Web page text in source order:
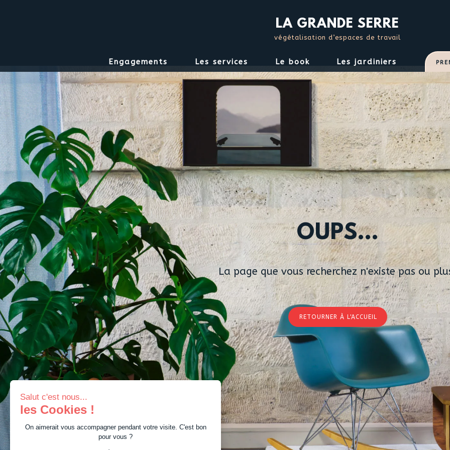
k
i
t
o
c
o
n
t
e
n
t
LA GRANDE SERRE
végétalisation d’espaces de travail
Engagements Les services Le book Les jardiniers
OUPS...
La page que vous recherchez n'existe pas ou
RETOURNER À L'ACCUEIL
Salut c'est nous...
les Cookies !
On aimerait vous accompagner pendant votre visite. C'est bon
pour vous ?